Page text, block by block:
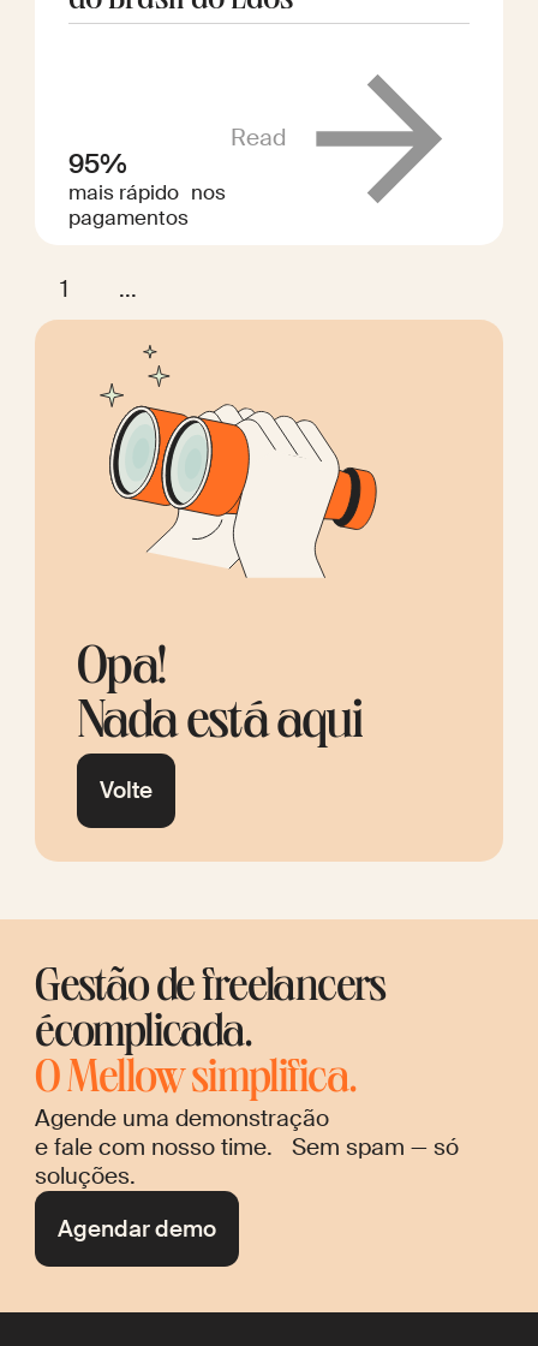
95%
mais rápido nos
pagamentos
Read
1 ...
Opa!
Nada está aqui
Volte
Gestão de freelancers
écomplicada.
O Mellow simplifica.
Agende uma demonstração
e fale com nosso time. Sem spam — só
soluções.
Agendar demo